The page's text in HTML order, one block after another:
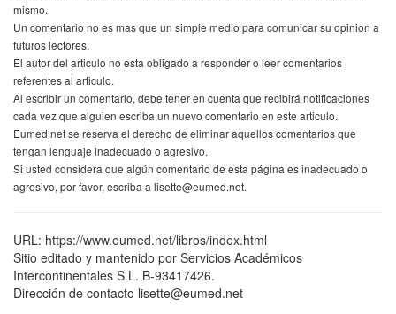
mismo.
Un comentario no es mas que un simple medio para comunicar su opinion a
futuros lectores.
El autor del articulo no esta obligado a responder o leer comentarios
referentes al articulo.
Al escribir un comentario, debe tener en cuenta que recibirá notificaciones
cada vez que alguien escriba un nuevo comentario en este articulo.
Eumed.net se reserva el derecho de eliminar aquellos comentarios que
tengan lenguaje inadecuado o agresivo.
Si usted considera que algún comentario de esta página es inadecuado o
agresivo, por favor, escriba a lisette@eumed.net.
URL: https://www.eumed.net/libros/index.html
Sitio editado y mantenido por Servicios Académicos
Intercontinentales S.L. B-93417426.
Dirección de contacto lisette@eumed.net